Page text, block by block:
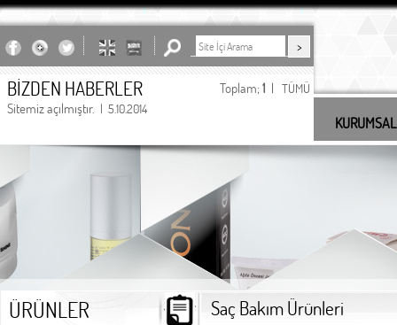
BİZDEN HABERLER
Sitemiz açılmıştır. | 5.10.2014
undefined
Toplam;1 | TÜMÜ
KURUMSAL
ÜRÜNLER Saç Bakım Ürünleri